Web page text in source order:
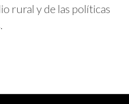
rural y de las políticas